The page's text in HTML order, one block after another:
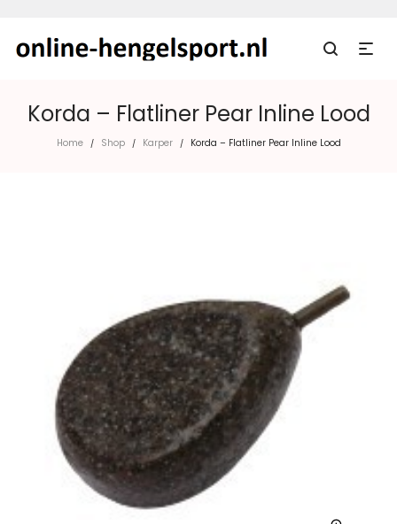
Korda – Flatliner Pear Inline Lood
Home / Shop / Karper / Korda – Flatliner Pear Inline Lood